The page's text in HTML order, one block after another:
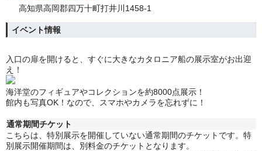
高知県高岡郡四万十町打井川1458-1
イベント情報
入口の扉を開けると、すぐに大きなカタロニア船の展示室がお出迎
え！
海洋堂のフィギュアやコレクションを約8000点展示！
館内も写真OK！なので、スマホやカメラを忘れずに！
通常期間チケット
こちらは、特別展示を開催していない通常期間のチケットです。特
別展示開催期間は、別料金のチケットとなります。